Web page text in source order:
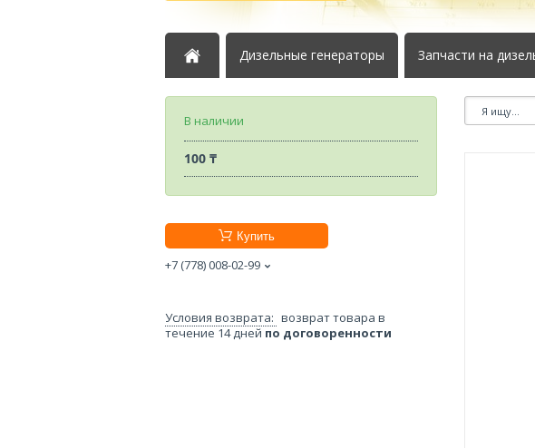
Дизельные генераторы Запчасти на
В наличии
100 ₸
Купить
+7 (778) 008-02-99
возврат товара в
течение 14 дней по договоренности